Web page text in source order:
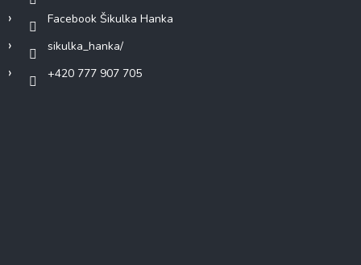
Facebook Šikulka Hanka
sikulka_hanka/
+420 777 907 705